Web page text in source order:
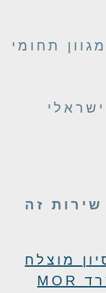
תחומי
זה
מוצלח
בעבודה משותפת עם משרד MOR